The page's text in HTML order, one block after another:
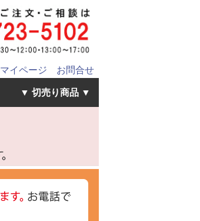
マイページ お問合せ
▼ 切売り商品 ▼